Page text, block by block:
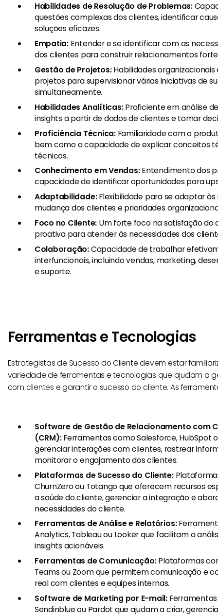
Habilidades de Resolução de Problemas:
questões complexas dos clientes, identificar
soluções eficazes.
Empatia:Entender e se identificar com as
dos clientes para construir relacionamentos
Gestão de Projetos:Habilidades
projetos para supervisionar várias iniciativas de
simultaneamente.
Habilidades Analíticas:Proficiente em análise
insights a partir de dados de clientes e tomar
Proficiência Técnica:Familiaridade com o
bem como a capacidade de explicar conceitos
técnicos.
Conhecimento em Vendas:Entendimento dos
capacidade de identificar oportunidades para
Adaptabilidade:Flexibilidade para se adaptar
mudança dos clientes e prioridades
Foco no Cliente: Um forte foco na satisfação
proativa para atender às necessidades dos
Colaboração:Capacidade de trabalhar
interfuncionais, incluindo vendas, marketing,
e suporte.
Ferramentas e Tecnologias
Estrategistas de Sucesso do Cliente devem estar
variedade de ferramentas e tecnologias que ajudam a
com clientes e garantir o sucesso do cliente. As
Software de Gestão de Relacionamento com
(CRM):Ferramentas como Salesforce, HubSpot
gerenciar interações com clientes, rastrear
monitorar o engajamento dos clientes.
Plataformas de Sucesso do Cliente:
ChurnZero ou Totango que oferecem recursos
a saúde do cliente, gerenciar a integração e
necessidades do cliente.
Ferramentas de Análise e Relatórios:
Analytics, Tableau ou Looker que facilitam a
insights acionáveis.
Ferramentas de Comunicação:Plataformas
Teams ou Zoom que permitem comunicação e
real com clientes e equipes internas.
Software de Marketing por E-mail:
Sendinblue ou Pardot que ajudam a criar,